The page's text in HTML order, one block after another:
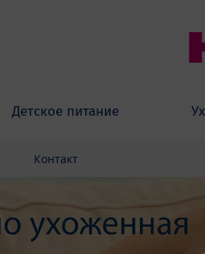
Детское питание
Контакт